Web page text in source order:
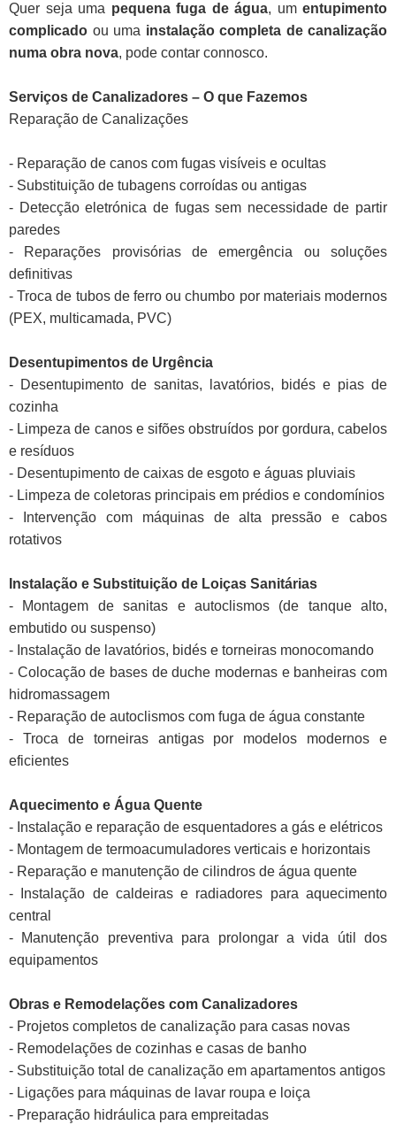
Quer seja uma pequena fuga de água, um entupimento
complicado ou uma instalação completa de canalização
numa obra nova, pode contar connosco.
Serviços de Canalizadores – O que Fazemos
Reparação de Canalizações
- Reparação de canos com fugas visíveis e ocultas
- Substituição de tubagens corroídas ou antigas
- Detecção eletrónica de fugas sem necessidade de partir
paredes
- Reparações provisórias de emergência ou soluções
definitivas
- Troca de tubos de ferro ou chumbo por materiais modernos
(PEX, multicamada, PVC)
Desentupimentos de Urgência
- Desentupimento de sanitas, lavatórios, bidés e pias de
cozinha
- Limpeza de canos e sifões obstruídos por gordura, cabelos
e resíduos
- Desentupimento de caixas de esgoto e águas pluviais
- Limpeza de coletoras principais em prédios e condomínios
- Intervenção com máquinas de alta pressão e cabos
rotativos
Instalação e Substituição de Loiças Sanitárias
- Montagem de sanitas e autoclismos (de tanque alto,
embutido ou suspenso)
- Instalação de lavatórios, bidés e torneiras monocomando
- Colocação de bases de duche modernas e banheiras com
hidromassagem
- Reparação de autoclismos com fuga de água constante
- Troca de torneiras antigas por modelos modernos e
eficientes
Aquecimento e Água Quente
- Instalação e reparação de esquentadores a gás e elétricos
- Montagem de termoacumuladores verticais e horizontais
- Reparação e manutenção de cilindros de água quente
- Instalação de caldeiras e radiadores para aquecimento
central
- Manutenção preventiva para prolongar a vida útil dos
equipamentos
Obras e Remodelações com Canalizadores
- Projetos completos de canalização para casas novas
- Remodelações de cozinhas e casas de banho
- Substituição total de canalização em apartamentos antigos
- Ligações para máquinas de lavar roupa e loiça
- Preparação hidráulica para empreitadas